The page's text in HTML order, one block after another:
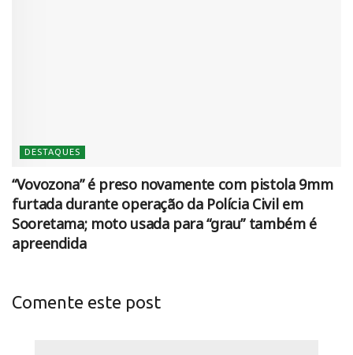
DESTAQUES
“Vovozona” é preso novamente com pistola 9mm
furtada durante operação da Polícia Civil em
Sooretama; moto usada para “grau” também é
apreendida
Comente este post